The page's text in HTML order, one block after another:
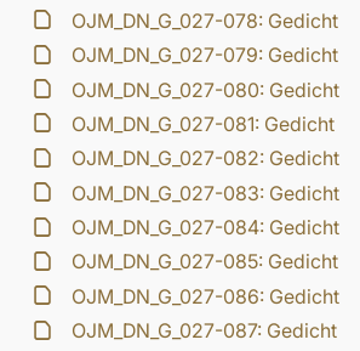
OJM_DN_G_027-078: Gedicht
OJM_DN_G_027-079: Gedicht
OJM_DN_G_027-080: Gedicht
OJM_DN_G_027-081: Gedicht
OJM_DN_G_027-082: Gedicht
OJM_DN_G_027-083: Gedicht
OJM_DN_G_027-084: Gedicht
OJM_DN_G_027-085: Gedicht
OJM_DN_G_027-086: Gedicht
OJM_DN_G_027-087: Gedicht